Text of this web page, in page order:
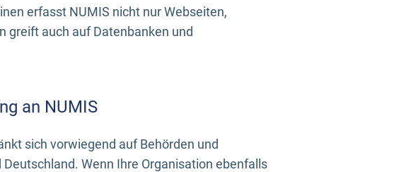
erfasst NUMIS nicht nur Webseiten,
greift auch auf Datenbanken und
an NUMIS
sich vorwiegend auf Behörden und
Wenn Ihre Organisation ebenfalls